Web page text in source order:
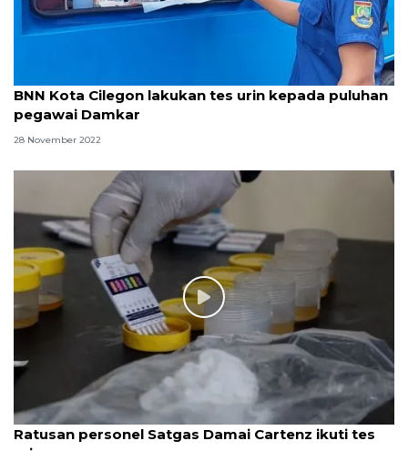
BNN Kota Cilegon lakukan tes urin kepada puluhan
pegawai Damkar
28 November 2022
Ratusan personel Satgas Damai Cartenz ikuti tes